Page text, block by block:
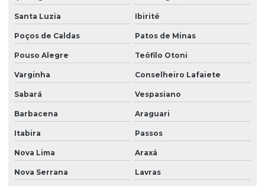
Santa Luzia Ibirité
Poços de Caldas Patos de Minas
Pouso Alegre Teófilo Otoni
Varginha Conselheiro Lafaiete
Sabará Vespasiano
Barbacena Araguari
Itabira Passos
Nova Lima Araxá
Nova Serrana Lavras